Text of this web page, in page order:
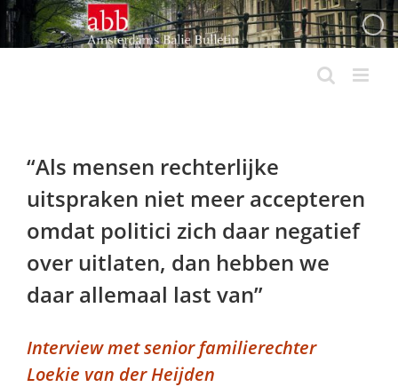
Ga
naar
inhoud
“Als mensen rechterlijke
uitspraken niet meer accepteren
omdat politici zich daar negatief
over uitlaten, dan hebben we
daar allemaal last van”
Interview met senior familierechter
Loekie van der Heijden